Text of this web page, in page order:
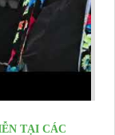
TẠI CÁC